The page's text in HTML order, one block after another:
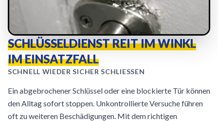
SCHLÜSSELDIENST REIT IM WINKL
IM EINSATZFALL
SCHNELL WIEDER SICHER SCHLIESSEN
Ein abgebrochener Schlüssel oder eine blockierte Tür können
den Alltag sofort stoppen. Unkontrollierte Versuche führen
oft zu weiteren Beschädigungen. Mit dem richtigen